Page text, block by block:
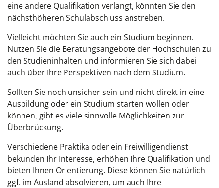
eine andere Qualifikation verlangt, könnten Sie den
nächsthöheren Schulabschluss anstreben.
Vielleicht möchten Sie auch ein Studium beginnen.
Nutzen Sie die Beratungsangebote der Hochschulen zu
den Studieninhalten und informieren Sie sich dabei
auch über Ihre Perspektiven nach dem Studium.
Sollten Sie noch unsicher sein und nicht direkt in eine
Ausbildung oder ein Studium starten wollen oder
können, gibt es viele sinnvolle Möglichkeiten zur
Überbrückung.
Verschiedene Praktika oder ein Freiwilligendienst
bekunden Ihr Interesse, erhöhen Ihre Qualifikation und
bieten Ihnen Orientierung. Diese können Sie natürlich
ggf. im Ausland absolvieren, um auch Ihre